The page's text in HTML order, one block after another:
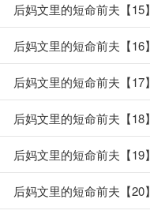
后妈文里的短命前夫【15】
后妈文里的短命前夫【16】
后妈文里的短命前夫【17】
后妈文里的短命前夫【18】
后妈文里的短命前夫【19】
后妈文里的短命前夫【20】